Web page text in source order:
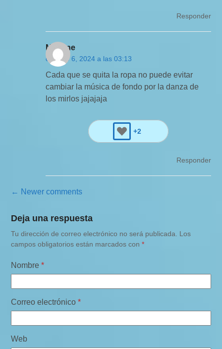
Responder
Marlene
octubre 6, 2024 a las 03:13
Cada que se quita la ropa no puede evitar
cambiar la música de fondo por la danza de
los mirlos jajajaja
+2
Responder
N
v
e
a
i
ó
n
d
← Newer comments
Deja una respuesta
Tu dirección de correo electrónico no será publicada.
Los
campos obligatorios están marcados con*
Nombre*
Correo electrónico*
Web